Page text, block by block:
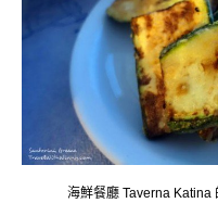
海鮮餐廳 Taverna Katina